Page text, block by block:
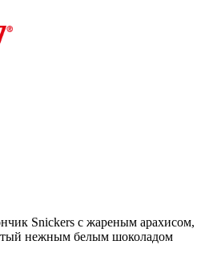
Snickers с жареным арахисом,
нежным белым шоколадом